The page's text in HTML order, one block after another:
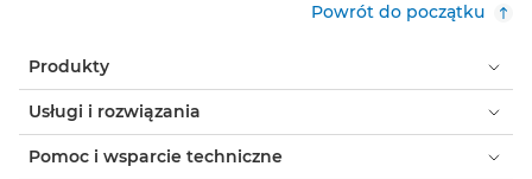
Powrót do początku
Produkty
Usługi i rozwiązania
Pomoc i wsparcie techniczne